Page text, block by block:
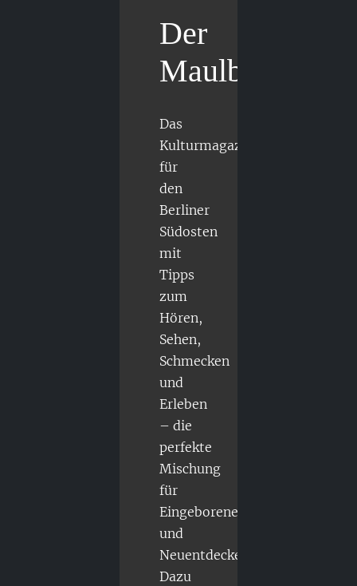
Der
Maulbär
Das
Kulturmagazin
für
den
Berliner
Südosten
mit
Tipps
zum
Hören,
Sehen,
Schmecken
und
Erleben
– die
perfekte
Mischung
für
Eingeborene
und
Neuentdecker.
Dazu